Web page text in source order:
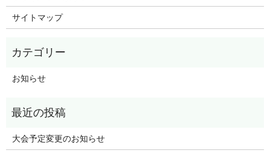
サイトマップ
お知らせ
大会予定変更のお知らせ